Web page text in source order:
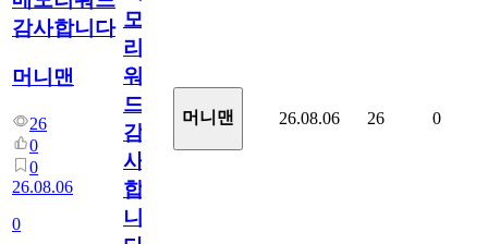
감사합니다
머니맨
26
0
0
26.08.06
0
모
리
워
드
감
사
합
니
머니맨 26.08.06 26 0